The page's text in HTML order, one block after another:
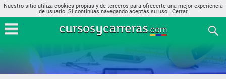
Nuestro sitio utiliza cookies propias y de terceros para ofrecerte una mejor experiencia
de usuario. Si continúas navegando aceptás su uso.. Cerrar